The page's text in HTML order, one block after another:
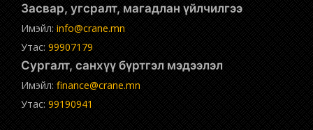
Засвар, угсралт, магадлан үйлчилгээ
Имэйл: info@crane.mn
Утас: 99907179
Сургалт, санхүү бүртгэл мэдээлэл
Имэйл: finance@crane.mn
Утас: 99190941